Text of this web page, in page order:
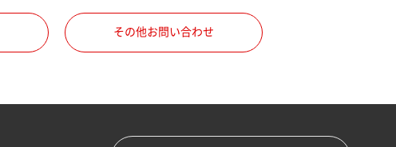
その他お問い合わせ